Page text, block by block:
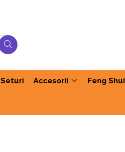
Seturi Accesorii Feng Shui